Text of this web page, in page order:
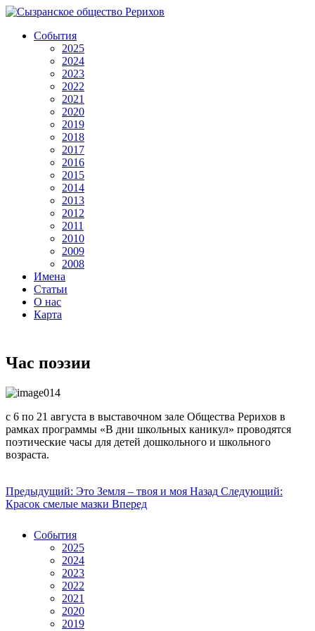
События
2025
2024
2023
2022
2021
2020
2019
2018
2017
2016
2015
2014
2013
2012
2011
2010
2009
2008
Имена
Статьи
О нас
Карта
Час поэзии
с 6 по 21 августа в выставочном зале Общества Рерихов в
рамках программы «В дни школьных каникул» проводятся
поэтические часы для детей дошкольного и школьного
возраста.
Предыдущий: Это Земля – твоя и моя Назад Следующий:
Красок смелые мазки Вперед
События
2025
2024
2023
2022
2021
2020
2019